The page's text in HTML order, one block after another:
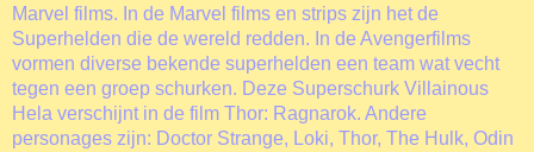
Marvel films. In de Marvel films en strips zijn het de
Superhelden die de wereld redden. In de Avengerfilms
vormen diverse bekende superhelden een team wat vecht
tegen een groep schurken. Deze Superschurk Villainous
Hela verschijnt in de film Thor: Ragnarok. Andere
personages zijn: Doctor Strange, Loki, Thor, The Hulk, Odin